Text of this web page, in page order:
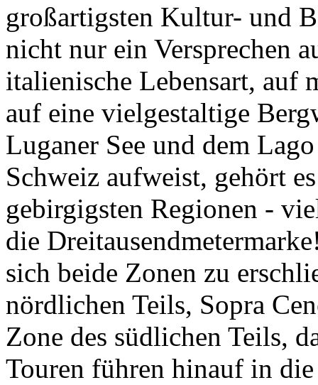
großartigsten Kultur- und
nicht nur ein Versprechen
italienische Lebensart, auf
auf eine vielgestaltige
Luganer See und dem
Schweiz aufweist, gehört
gebirgigsten Regionen -
die
sich beide Zonen zu
nördlichen Teils, Sopra
Zone des südlichen Teils,
Touren führen hinauf in